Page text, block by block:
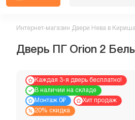
Интернет-магазин Двери Нева в
Дверь ПГ Orion 2
Каждая 3-я дверь бесплатно!
В наличии на складе
Монтаж 0₽
Хит продаж
20% скидка